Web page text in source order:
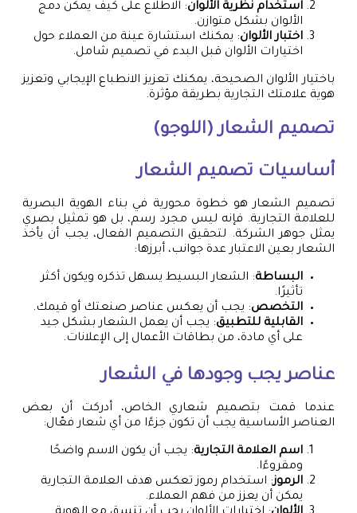
استخدام نظرية الألوان: الاطلاع على كيف يمكن دمج
الألوان بشكل متوازن.
اختبار الألوان: يمكنك استشارة عينة من العملاء حول
اختيارات الألوان قبل البدء في تصميم شامل.
باختيار الألوان الصحيحة، يمكنك تعزيز الانطباع الإيجابي وتعزيز
هوية علامتك التجارية بطريقة مؤثرة.
تصميم الشعار (اللوجو)
أساسيات تصميم الشعار
تصميم الشعار هو خطوة محورية في بناء الهوية البصرية
للعلامة التجارية. فإنه ليس مجرد رسم، بل هو تمثيل بصري
يمثل جوهر الشركة. لتحقيق التصميم الفعال، يجب أن يأخذ
الشعار بعين الاعتبار عدة جوانب، أبرزها:
البساطة: الشعار البسيط يسهل تذكره ويكون أكثر
تأثيرًا.
التخصص: يجب أن يعكس عناصر صنعتك أو قيمك.
القابلية للتطبيق: يجب أن يعمل الشعار بشكل جيد
على أي مادة، من بطاقات الأعمال إلى الإعلانات.
عناصر يجب وجودها في الشعار
عندما قمت بتصميم شعاري الخاص، أدركت أن بعض
العناصر الأساسية يجب أن تكون جزءًا من أي شعار فعّال:
اسم العلامة التجارية: يجب أن يكون الاسم واضحًا
ومقروءًا.
الرموز: استخدام رموز تعكس هدف العلامة التجارية
يمكن أن يعزز من فهم العملاء.